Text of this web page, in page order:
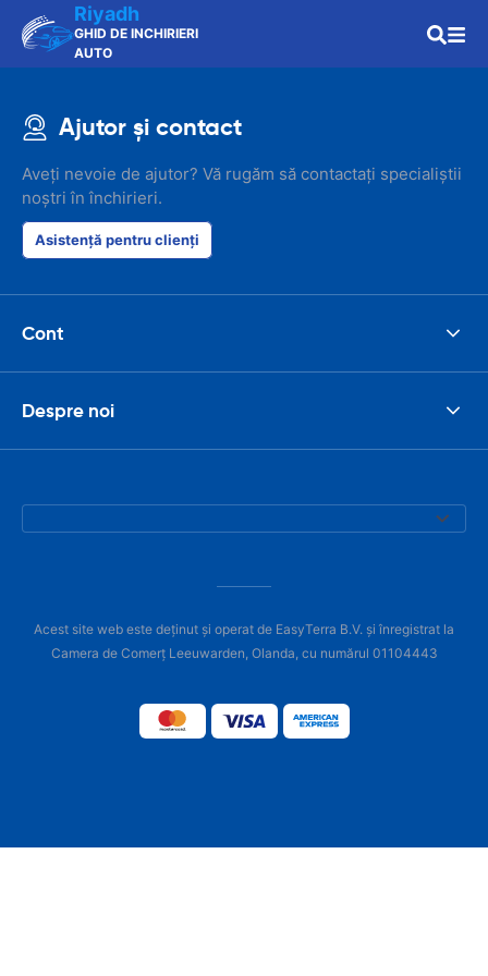
Riyadh
GHID DE INCHIRIERI
AUTO
Ajutor și contact
Aveți nevoie de ajutor? Vă rugăm să contactați specialiștii
noștri în închirieri.
Asistență pentru clienți
Cont
Despre noi
Acest site web este deținut și operat de EasyTerra B.V. și înregistrat la
Camera de Comerț Leeuwarden, Olanda, cu numărul 01104443